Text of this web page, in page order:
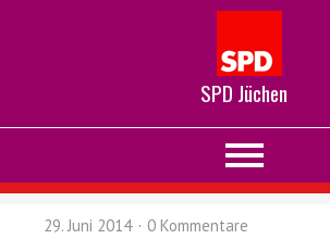
SPD Jüchen
29. Juni 2014 0 Kommentare